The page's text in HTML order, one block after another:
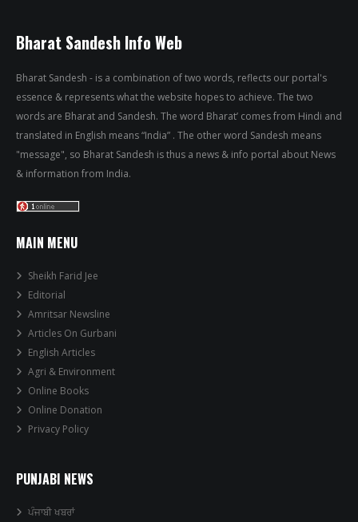
Bharat Sandesh Info Web
Bharat Sandesh - is a combination of two words, reflects our portal's
essence & represents what the website hopes to achieve. The two
words are Bharat and Sandesh. The word Bharat’ comes from Hindi and
translated in English means “India” . The other word Sandesh means
"message", so Bharat Sandesh is thus a news & info portal about News
& information from India.
MAIN MENU
Sheikh Farid Jee
Editorial
Amritsar Newsline
Articles On Gurbani
English Articles
Agri & Environment
Online Books
Online Donation
Privacy Policy
PUNJABI NEWS
ਪੰਜਾਬੀ ਖਬਰਾਂ